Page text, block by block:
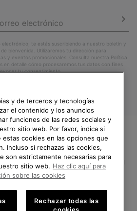
te estás suscribiendo a nuestro boletín y
bienvenida. Utilizaremos tu dirección para
y eventos promocionales. Consulta nuestra Política
en detalle cómo procesaremos tus datos con fines
tu consentimiento.
De Uso Terminos de Venta
LA BIENVENIDA A
SOREL.
SELECCIONA TU
PAÍS.
en línea disponibles
y de terceros y tecnologías
el contenido y los anuncios
funciones de las redes sociales y
sitio web. Por favor, indica si
cookies en las opciones que
Incluso si rechazas las cookies,
son estrictamente necesarias para
sitio web. Haz clic aquí para
sobre las cookies
Rechazar todas las